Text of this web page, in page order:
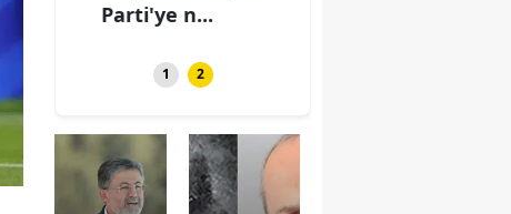
Parti'ye n...
1 2